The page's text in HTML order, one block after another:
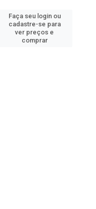
Faça seu login ou
cadastre-se para
ver preços e
comprar